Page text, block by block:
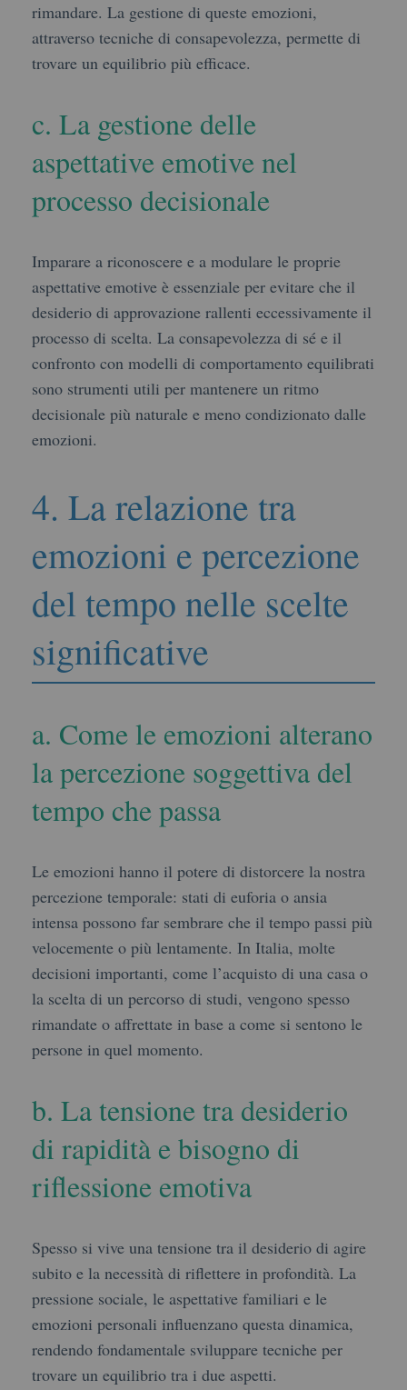
rimandare. La gestione di queste emozioni,
attraverso tecniche di consapevolezza, permette di
trovare un equilibrio più efficace.
c. La gestione delle
aspettative emotive nel
processo decisionale
Imparare a riconoscere e a modulare le proprie
aspettative emotive è essenziale per evitare che il
desiderio di approvazione rallenti eccessivamente il
processo di scelta. La consapevolezza di sé e il
confronto con modelli di comportamento equilibrati
sono strumenti utili per mantenere un ritmo
decisionale più naturale e meno condizionato dalle
emozioni.
4. La relazione tra
emozioni e percezione
del tempo nelle scelte
significative
a. Come le emozioni alterano
la percezione soggettiva del
tempo che passa
Le emozioni hanno il potere di distorcere la nostra
percezione temporale: stati di euforia o ansia
intensa possono far sembrare che il tempo passi più
velocemente o più lentamente. In Italia, molte
decisioni importanti, come l’acquisto di una casa o
la scelta di un percorso di studi, vengono spesso
rimandate o affrettate in base a come si sentono le
persone in quel momento.
b. La tensione tra desiderio
di rapidità e bisogno di
riflessione emotiva
Spesso si vive una tensione tra il desiderio di agire
subito e la necessità di riflettere in profondità. La
pressione sociale, le aspettative familiari e le
emozioni personali influenzano questa dinamica,
rendendo fondamentale sviluppare tecniche per
trovare un equilibrio tra i due aspetti.